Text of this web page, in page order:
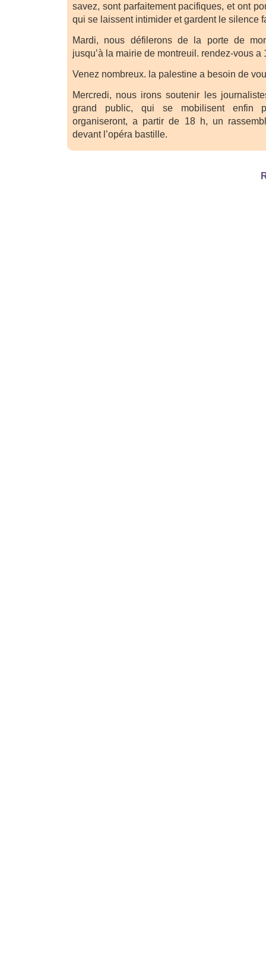
savez, sont parfaitement pacifiques, et ont
qui se laissent intimider et gardent le silence
Mardi, nous défilerons de la porte de
jusqu’à la mairie de montreuil. rendez-vous a
Venez nombreux. la palestine a besoin de
Mercredi, nous irons soutenir les
grand public, qui se mobilisent enfin
organiseront, a partir de 18 h, un
devant l’opéra bastille.